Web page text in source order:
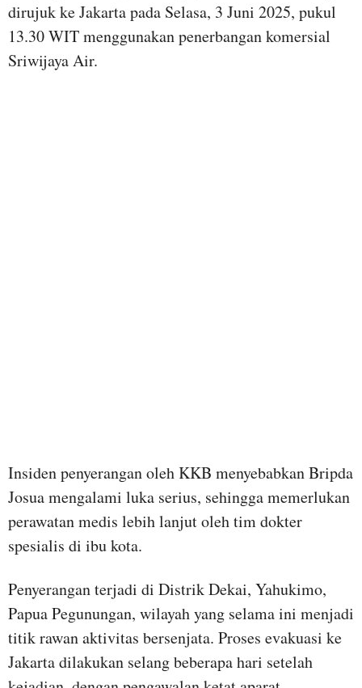
dirujuk ke Jakarta pada Selasa, 3 Juni 2025, pukul
13.30 WIT menggunakan penerbangan komersial
Sriwijaya Air.
Insiden penyerangan oleh KKB menyebabkan Bripda
Josua mengalami luka serius, sehingga memerlukan
perawatan medis lebih lanjut oleh tim dokter
spesialis di ibu kota.
Penyerangan terjadi di Distrik Dekai, Yahukimo,
Papua Pegunungan, wilayah yang selama ini menjadi
titik rawan aktivitas bersenjata. Proses evakuasi ke
Jakarta dilakukan selang beberapa hari setelah